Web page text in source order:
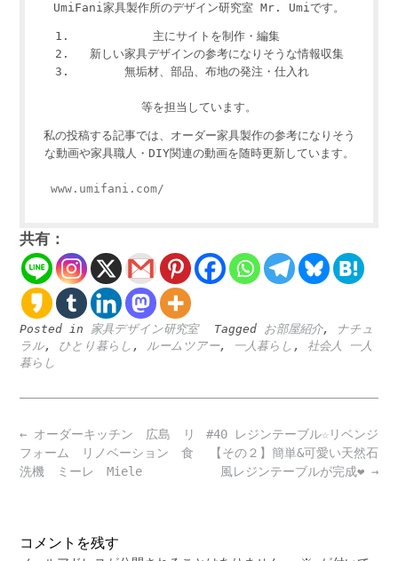
UmiFani家具製作所のデザイン研究室 Mr. Umiです。
主にサイトを制作・編集
新しい家具デザインの参考になりそうな情報収集
無垢材、部品、布地の発注・仕入れ
等を担当しています。
私の投稿する記事では、オーダー家具製作の参考になりそう
な動画や家具職人・DIY関連の動画を随時更新しています。
www.umifani.com/
共有：
Posted in 家具デザイン研究室 Tagged お部屋紹介,
ナチュ
ラル, ひとり暮らし , ルームツアー, 一人暮らし , 社会人 一人
暮らし
Post
navigation
#40 レジンテーブル☆リベンジ
【その２】簡単&可愛い天然石
風レジンテーブルが完成❤️ →
← オーダーキッチン 広島 リ
フォーム リノベーション 食
洗機 ミーレ Miele
コメントを残す